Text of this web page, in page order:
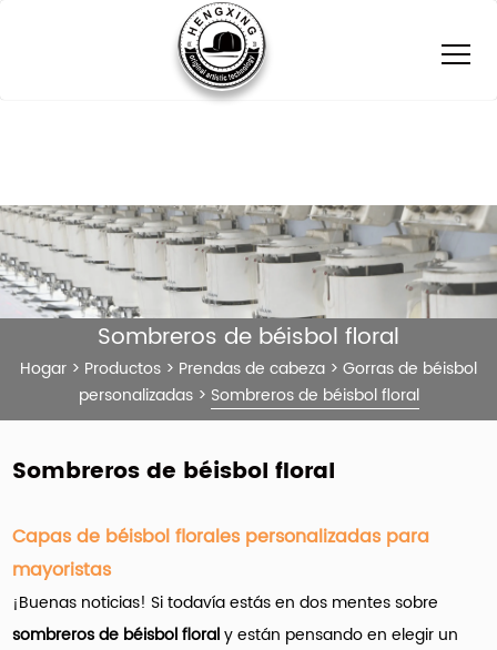
Sombreros de béisbol floral
Hogar > Productos > Prendas de cabeza > Gorras de béisbol
personalizadas> Sombreros de béisbol floral
Sombreros de béisbol floral
Capas de béisbol florales personalizadas para
mayoristas
¡Buenas noticias! Si todavía estás en dos mentes sobre
sombreros de béisbol floraly están pensando en elegir un